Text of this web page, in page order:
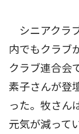
シニアクラ
内でもクラブ
クラブ連合会
素子さんが登
った。牧さん
元気が減って